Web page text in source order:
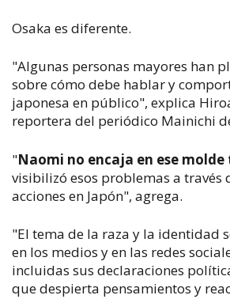
Osaka es diferente.
"Algunas personas mayores han
sobre cómo debe hablar y
japonesa en público", explica
reportera del periódico Mainichi
"Naomi no encaja en ese
visibilizó esos problemas a través
acciones en Japón", agrega.
"El tema de la raza y la identidad
en los medios y en las redes
incluidas sus declaraciones
que despierta pensamientos y